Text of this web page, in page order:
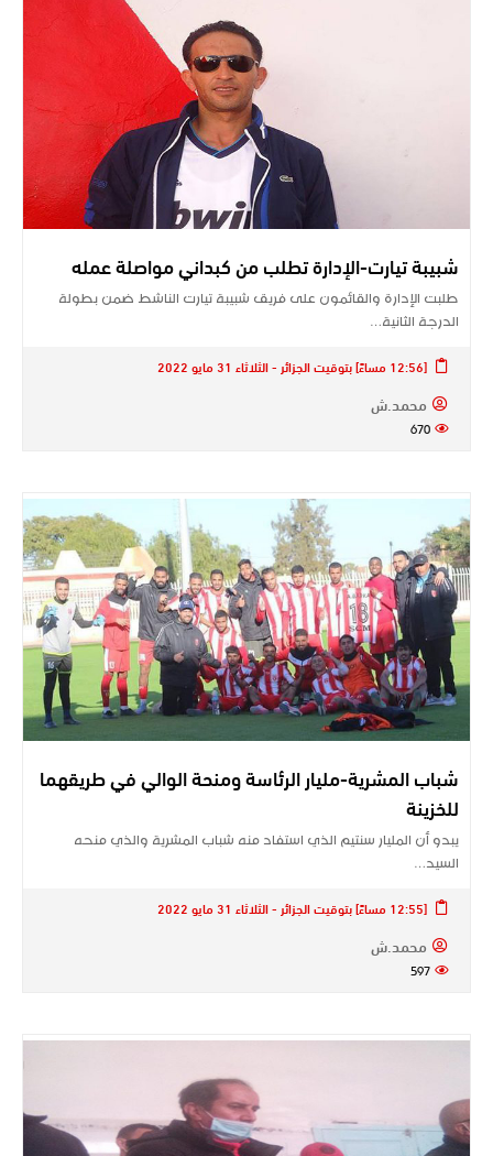
شبيبة تيارت-الإدارة تطلب من كبداني مواصلة عمله
طلبت الإدارة والقائمون على فريق شبيبة تيارت الناشط ضمن بطولة
الدرجة الثانية…
[12:56 مساءً] بتوقيت الجزائر - الثلاثاء 31 مايو 2022
محمد.ش
670
شباب المشرية-مليار الرئاسة ومنحة الوالي في طريقهما
للخزينة
يبدو أن المليار سنتيم الذي استفاد منه شباب المشرية والذي منحه
السيد…
[12:55 مساءً] بتوقيت الجزائر - الثلاثاء 31 مايو 2022
محمد.ش
597